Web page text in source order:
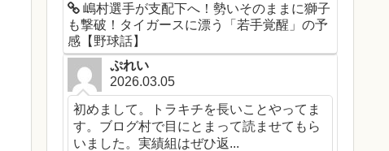
嶋村選手が支配下へ！勢いそのままに獅子
も撃破！タイガースに漂う「若手覚醒」の予
感【野球話】
ぷれい
2026.03.05
初めまして。トラキチを長いことやってま
す。ブログ村で目にとまって読ませてもら
いました。実績組はぜひ返...